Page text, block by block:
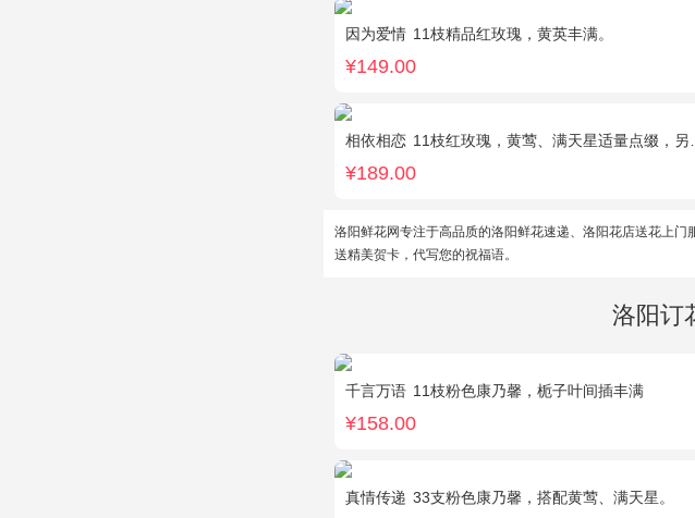
因为爱情 11枝精品红玫瑰，黄英丰满。
¥149.00
相依相恋 11枝红玫瑰，黄莺、满天星适量点缀，另加2只可爱小熊公仔。(小熊以实物为准)
¥189.00
洛阳鲜花网专注于高品质的洛阳鲜花速递、洛阳花店送花上
送精美贺卡，代写您的祝福语。
洛阳订
千言万语 11枝粉色康乃馨，栀子叶间插丰满
¥158.00
真情传递 33支粉色康乃馨，搭配黄莺、满天星。